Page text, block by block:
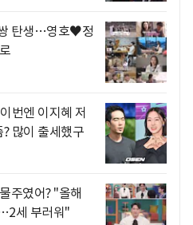
탄생…영호♥정
번엔 이지혜 저
많이 출세했구
주였어? "올해
세 부러워"